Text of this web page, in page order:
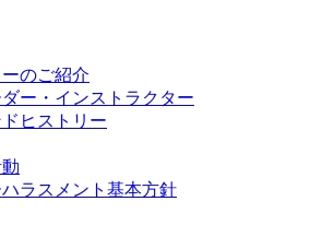
ーのご紹介
ダー・インストラクター
ドヒストリー
ハラスメント基本方針